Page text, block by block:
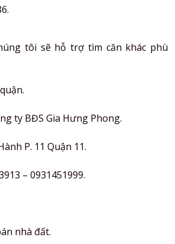
tôi sẽ hỗ trợ tìm căn khác phù
ty BĐS Gia Hưng Phong.
P. 11 Quận 11.
– 0931451999.
nhà đất.